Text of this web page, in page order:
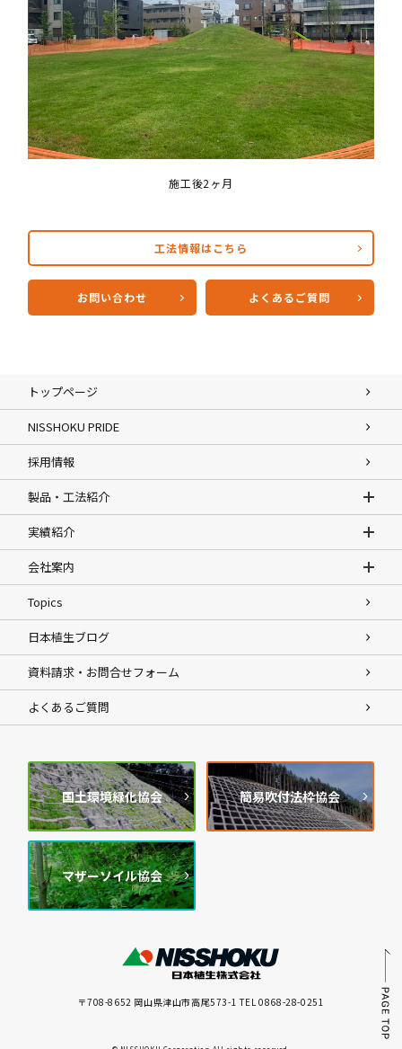
施工後2ヶ月
工法情報はこちら
お問い合わせ よくあるご質問
トップページ
NISSHOKU PRIDE
採用情報
製品・工法紹介
実績紹介
会社案内
Topics
日本植生ブログ
資料請求・お問合せフォーム
よくあるご質問
国土環境緑化協会 簡易吹付法枠協会
マザーソイル協会
〒708-8652 岡山県津山市高尾573-1 TEL 0868-28-0251